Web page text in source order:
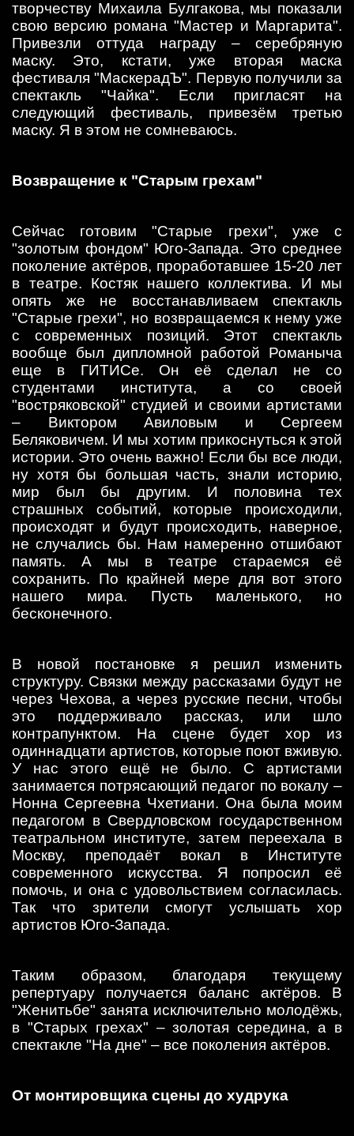
творчеству Михаила Булгакова, мы показали
свою версию романа "Мастер и Маргарита".
Привезли оттуда награду – серебряную
маску. Это, кстати, уже вторая маска
фестиваля "МаскерадЪ". Первую получили за
спектакль "Чайка". Если пригласят на
следующий фестиваль, привезём третью
маску. Я в этом не сомневаюсь.
Возвращение к "Старым грехам"
Сейчас готовим "Старые грехи", уже с
"золотым фондом" Юго-Запада. Это среднее
поколение актёров, проработавшее 15-20 лет
в театре. Костяк нашего коллектива. И мы
опять же не восстанавливаем спектакль
"Старые грехи", но возвращаемся к нему уже
с современных позиций. Этот спектакль
вообще был дипломной работой Романыча
еще в ГИТИСе. Он её сделал не со
студентами института, а со своей
"востряковской" студией и своими артистами
– Виктором Авиловым и Сергеем
Беляковичем. И мы хотим прикоснуться к этой
истории. Это очень важно! Если бы все люди,
ну хотя бы большая часть, знали историю,
мир был бы другим. И половина тех
страшных событий, которые происходили,
происходят и будут происходить, наверное,
не случались бы. Нам намеренно отшибают
память. А мы в театре стараемся её
сохранить. По крайней мере для вот этого
нашего мира. Пусть маленького, но
бесконечного.
В новой постановке я решил изменить
структуру. Связки между рассказами будут не
через Чехова, а через русские песни, чтобы
это поддерживало рассказ, или шло
контрапунктом. На сцене будет хор из
одиннадцати артистов, которые поют вживую.
У нас этого ещё не было. С артистами
занимается потрясающий педагог по вокалу –
Нонна Сергеевна Чхетиани. Она была моим
педагогом в Свердловском государственном
театральном институте, затем переехала в
Москву, преподаёт вокал в Институте
современного искусства. Я попросил её
помочь, и она с удовольствием согласилась.
Так что зрители смогут услышать хор
артистов Юго-Запада.
Таким образом, благодаря текущему
репертуару получается баланс актёров. В
"Женитьбе" занята исключительно молодёжь,
в "Старых грехах" – золотая середина, а в
спектакле "На дне" – все поколения актёров.
От монтировщика сцены до худрука